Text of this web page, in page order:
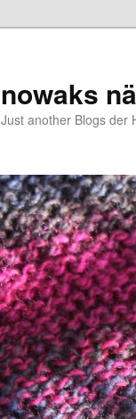
nowaks
Just another Blogs der